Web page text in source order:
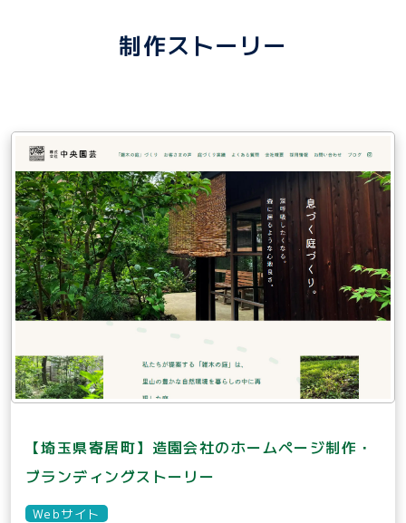
制作ストーリー
【埼玉県寄居町】造園会社のホームページ制作・
ブランディングストーリー
Webサイト